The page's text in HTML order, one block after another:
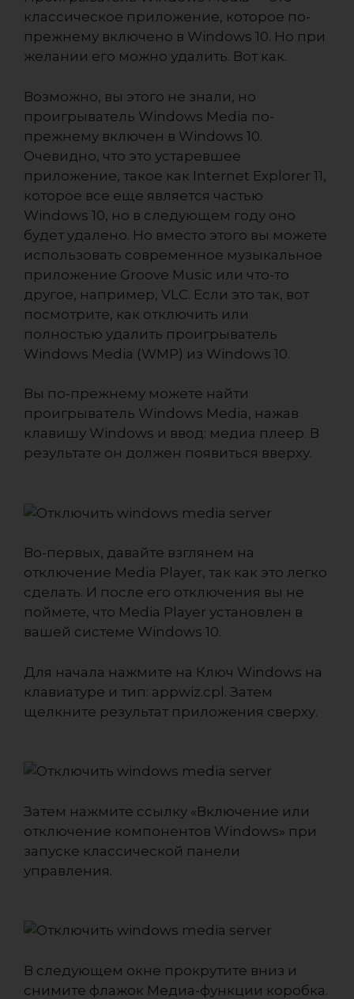
классическое приложение, которое по-
прежнему включено в Windows 10. Но при
желании его можно удалить. Вот как.
Возможно, вы этого не знали, но
проигрыватель Windows Media по-
прежнему включен в Windows 10.
Очевидно, что это устаревшее
приложение, такое как Internet Explorer 11,
которое все еще является частью
Windows 10, но в следующем году оно
будет удалено. Но вместо этого вы можете
использовать современное музыкальное
приложение Groove Music или что-то
другое, например, VLC. Если это так, вот
посмотрите, как отключить или
полностью удалить проигрыватель
Windows Media (WMP) из Windows 10.
Вы по-прежнему можете найти
проигрыватель Windows Media, нажав
клавишу Windows и ввод: медиа плеер. В
результате он должен появиться вверху.
Во-первых, давайте взглянем на
отключение Media Player, так как это легко
сделать. И после его отключения вы не
поймете, что Media Player установлен в
вашей системе Windows 10.
Для начала нажмите на Ключ Windows на
клавиатуре и тип: appwiz.cpl. Затем
щелкните результат приложения сверху.
Затем нажмите ссылку «Включение или
отключение компонентов Windows» при
запуске классической панели
управления.
В следующем окне прокрутите вниз и
снимите флажок Медиа-функции коробка.